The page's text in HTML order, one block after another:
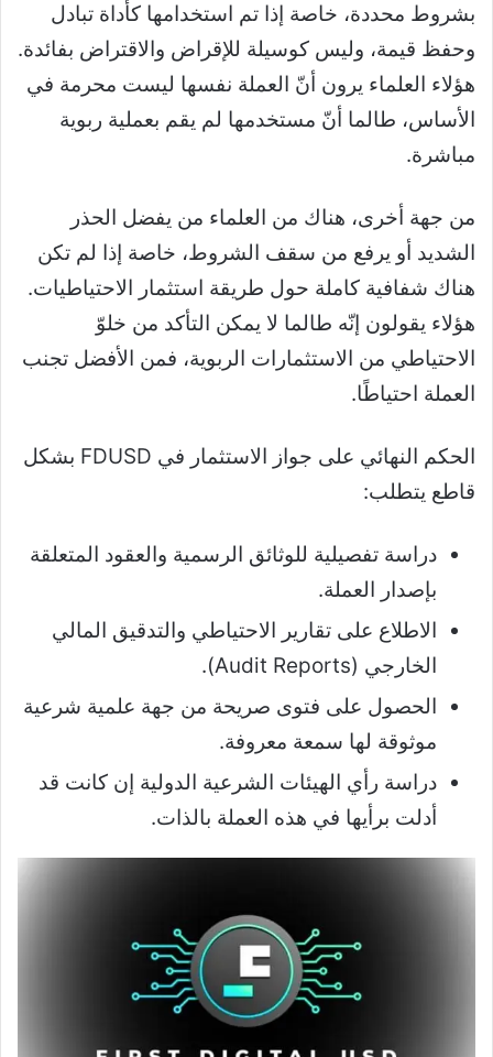
بشروط محددة، خاصة إذا تم استخدامها كأداة تبادل
وحفظ قيمة، وليس كوسيلة للإقراض والاقتراض بفائدة.
هؤلاء العلماء يرون أنّ العملة نفسها ليست محرمة في
الأساس، طالما أنّ مستخدمها لم يقم بعملية ربوية
مباشرة.
من جهة أخرى، هناك من العلماء من يفضل الحذر
الشديد أو يرفع من سقف الشروط، خاصة إذا لم تكن
هناك شفافية كاملة حول طريقة استثمار الاحتياطيات.
هؤلاء يقولون إنّه طالما لا يمكن التأكد من خلوّ
الاحتياطي من الاستثمارات الربوية، فمن الأفضل تجنب
العملة احتياطًا.
الحكم النهائي على جواز الاستثمار في FDUSD بشكل
قاطع يتطلب:
دراسة تفصيلية للوثائق الرسمية والعقود المتعلقة
بإصدار العملة.
الاطلاع على تقارير الاحتياطي والتدقيق المالي
الخارجي (Audit Reports).
الحصول على فتوى صريحة من جهة علمية شرعية
موثوقة لها سمعة معروفة.
دراسة رأي الهيئات الشرعية الدولية إن كانت قد
أدلت برأيها في هذه العملة بالذات.